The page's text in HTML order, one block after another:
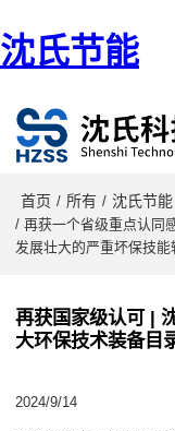
沈氏节能
首页 / 所有 / 沈氏节能
/ 再获一个省级重点认同
发展壮大的严重坏保技
再获国家级认可 |
大环保技术装备目
2024/9/14